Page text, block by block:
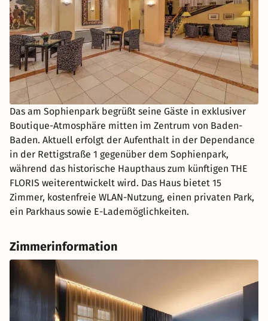
Das am Sophienpark begrüßt seine Gäste in exklusiver
Boutique-Atmosphäre mitten im Zentrum von Baden-
Baden. Aktuell erfolgt der Aufenthalt in der Dependance
in der Rettigstraße 1 gegenüber dem Sophienpark,
während das historische Haupthaus zum künftigen THE
FLORIS weiterentwickelt wird. Das Haus bietet 15
Zimmer, kostenfreie WLAN-Nutzung, einen privaten Park,
ein Parkhaus sowie E-Lademöglichkeiten.
Zimmerinformation